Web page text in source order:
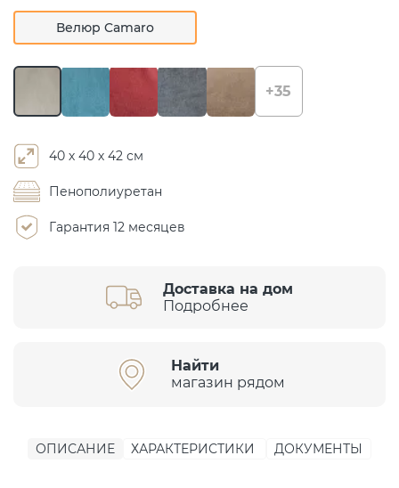
Велюр Camaro
+35
40 х 40 х 42 см
Пенополиуретан
Гарантия 12 месяцев
Доставка на дом
Подробнее
Найти
магазин рядом
ОПИСАНИЕ ХАРАКТЕРИСТИКИ ДОКУМЕНТЫ